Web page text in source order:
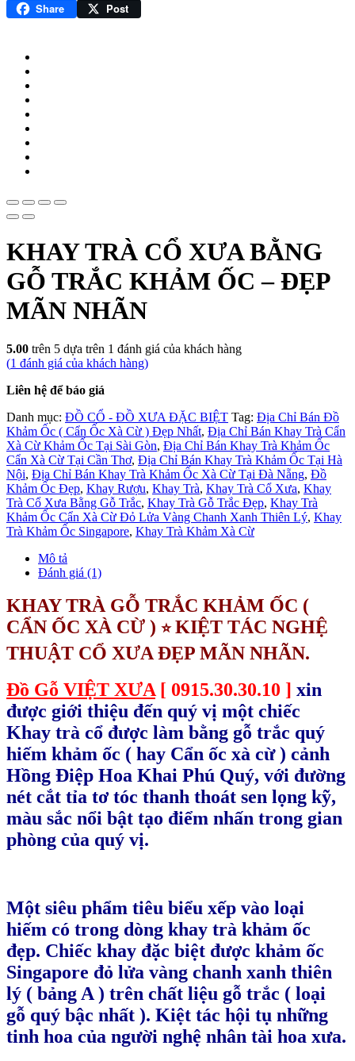
Share Post
KHAY TRÀ CỔ XƯA BẰNG
GỖ TRẮC KHẢM ỐC – ĐẸP
MÃN NHÃN
5.00 trên 5 dựa trên 1 đánh giá của khách hàng
(1 đánh giá của khách hàng)
Liên hệ để báo giá
Danh mục: ĐỒ CỔ - ĐỒ XƯA ĐẶC BIỆT Tag: Địa Chỉ Bán Đồ
Khảm Ốc ( Cẩn Ốc Xà Cừ ) Đẹp Nhất, Địa Chỉ Bán Khay Trà Cẩn
Xà Cừ Khảm Ốc Tại Sài Gòn, Địa Chỉ Bán Khay Trà Khảm Ốc
Cẩn Xà Cừ Tại Cần Thơ, Địa Chỉ Bán Khay Trà Khảm Ốc Tại Hà
Nội, Địa Chỉ Bán Khay Trà Khảm Ốc Xà Cừ Tại Đà Nẵng, Đồ
Khảm Ốc Đẹp, Khay Rượu, Khay Trà, Khay Trà Cổ Xưa, Khay
Trà Cổ Xưa Bằng Gỗ Trắc, Khay Trà Gỗ Trắc Đẹp, Khay Trà
Khảm Ốc Cẩn Xà Cừ Đỏ Lửa Vàng Chanh Xanh Thiên Lý, Khay
Trà Khảm Ốc Singapore, Khay Trà Khảm Xà Cừ
Mô tả
Đánh giá (1)
KHAY TRÀ GỖ TRẮC KHẢM ỐC (
CẨN ỐC XÀ CỪ ) ⭐KIỆT TÁC NGHỆ
THUẬT CỔ XƯA ĐẸP MÃN NHÃN.
Đồ Gỗ VIỆT XƯA [ 0915.30.30.10 ] xin
được giới thiệu đến quý vị một chiếc
Khay trà cổ được làm bằng gỗ trắc quý
hiếm khảm ốc ( hay Cẩn ốc xà cừ ) cảnh
Hồng Điệp Hoa Khai Phú Quý, với đường
nét cắt tỉa tơ tóc thanh thoát sen lọng kỹ,
màu sắc nổi bật tạo điểm nhấn trong gian
phòng của quý vị.
Một siêu phẩm tiêu biểu xếp vào loại
hiếm có trong dòng khay trà khảm ốc
đẹp. Chiếc khay đặc biệt được khảm ốc
Singapore đỏ lửa vàng chanh xanh thiên
lý ( bảng A ) trên chất liệu gỗ trắc ( loại
gỗ quý bậc nhất ). Kiệt tác hội tụ những
tinh hoa của người nghệ nhân tài hoa xưa.